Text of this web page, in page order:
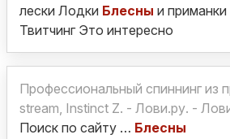
лески Лодки Блесны и
Твитчинг Это интересно
Профессиональный спиннинг из
stream, Instinct Z. - Лови.ру. -
Поиск по сайту … Блесны